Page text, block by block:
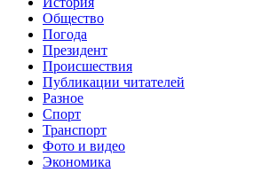
Общество
Погода
Президент
Происшествия
Публикации читателей
Разное
Спорт
Транспорт
Фото и видео
Экономика